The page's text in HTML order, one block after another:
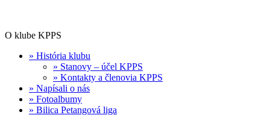
O klube KPPS
» História klubu
» Stanovy – účel KPPS
» Kontakty a členovia KPPS
» Napísali o nás
» Fotoalbumy
» Bilica Petangová liga